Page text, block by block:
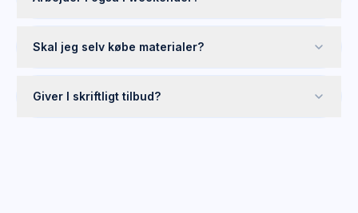
Skal jeg selv købe materialer?
Giver I skriftligt tilbud?